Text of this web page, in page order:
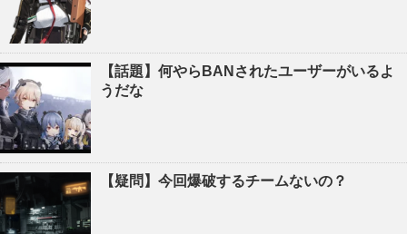
【話題】何やらBANされたユーザーがいるよ
うだな
【疑問】今回爆破するチームないの？